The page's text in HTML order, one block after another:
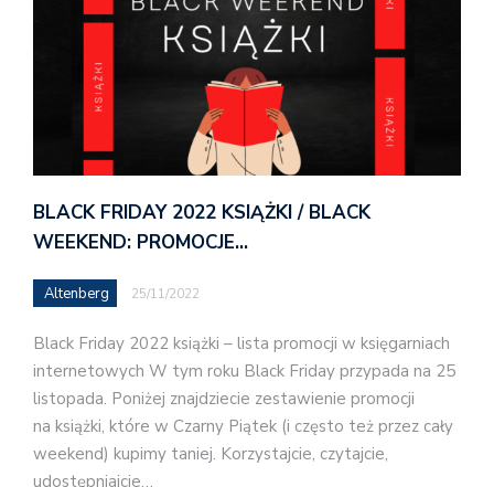
BLACK FRIDAY 2022 KSIĄŻKI / BLACK
WEEKEND: PROMOCJE…
Altenberg 25/11/2022
Black Friday 2022 książki – lista promocji w księgarniach
internetowych W tym roku Black Friday przypada na 25
listopada. Poniżej znajdziecie zestawienie promocji
na książki, które w Czarny Piątek (i często też przez cały
weekend) kupimy taniej. Korzystajcie, czytajcie,
udostępniajcie…